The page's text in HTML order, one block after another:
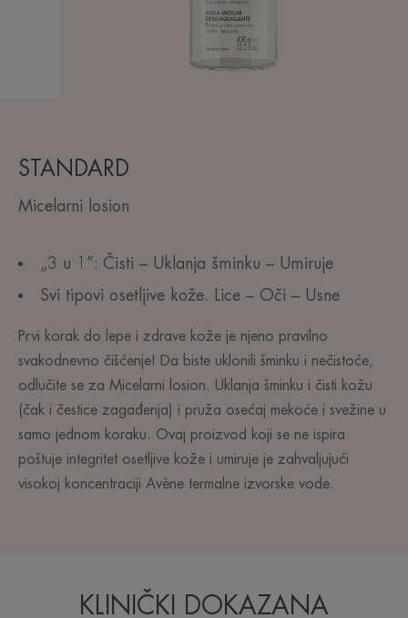
STANDARD
Micelarni losion
„3 u 1”: Čisti – Uklanja šminku – Umiruje
Svi tipovi osetljive kože. Lice – Oči – Usne
Prvi korak do lepe i zdrave kože je njeno pravilno
svakodnevno čišćenje! Da biste uklonili šminku i nečistoće,
odlučite se za Micelarni losion. Uklanja šminku i čisti kožu
(čak i čestice zagađenja) i pruža osećaj mekoće i svežine u
samo jednom koraku. Ovaj proizvod koji se ne ispira
poštuje integritet osetljive kože i umiruje je zahvaljujući
visokoj koncentraciji Avène termalne izvorske vode.
KLINIČKI DOKAZANA